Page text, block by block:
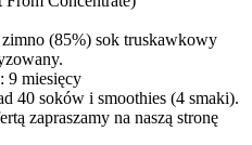
zimno (85%) sok truskawkowy
9 miesięcy
40 soków i smoothies (4 smaki).
zapraszamy na naszą stronę